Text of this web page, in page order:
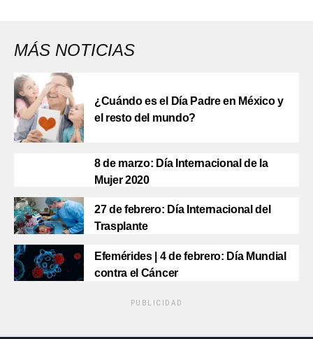
MÁS NOTICIAS
¿Cuándo es el Día Padre en México y
el resto del mundo?
8 de marzo: Día Internacional de la
Mujer 2020
27 de febrero: Día Internacional del
Trasplante
Efemérides | 4 de febrero: Día Mundial
contra el Cáncer
PUBLICIDAD